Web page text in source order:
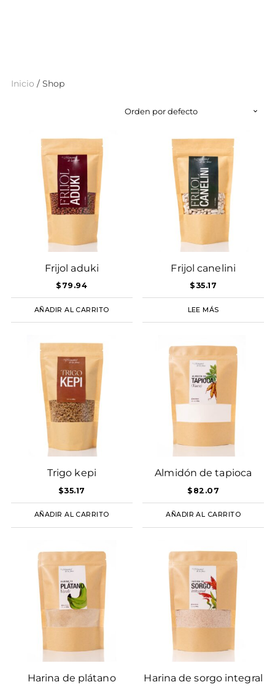
Inicio / Shop
Frijol aduki
$ 79.94
AÑADIR AL CARRITO
Frijol canelini
$35.17
LEE MÁS
Trigo kepi
$35.17
AÑADIR AL CARRITO
Almidón de tapioca
$ 82.07
AÑADIR AL CARRITO
Harina de plátano Harina de sorgo integral